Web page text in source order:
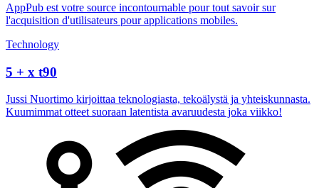
AppPub est votre source incontournable pour tout savoir sur
l'acquisition d'utilisateurs pour applications mobiles.
Technology
5 + x t90
Jussi Nuortimo kirjoittaa teknologiasta, tekoälystä ja yhteiskunnasta.
Kuumimmat otteet suoraan latentista avaruudesta joka viikko!